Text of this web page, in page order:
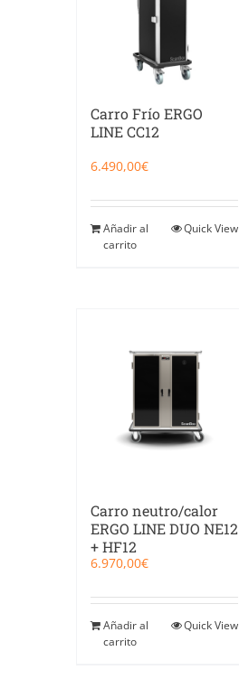
Carro Frío ERGO
LINE CC12
6.490,00€
Añadir al
carrito
Quick View
Carro neutro/calor
ERGO LINE DUO NE12
+ HF12
6.970,00€
Añadir al
carrito
Quick View